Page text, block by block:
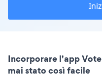
Incorporare l'app Vote
mai stato così facile